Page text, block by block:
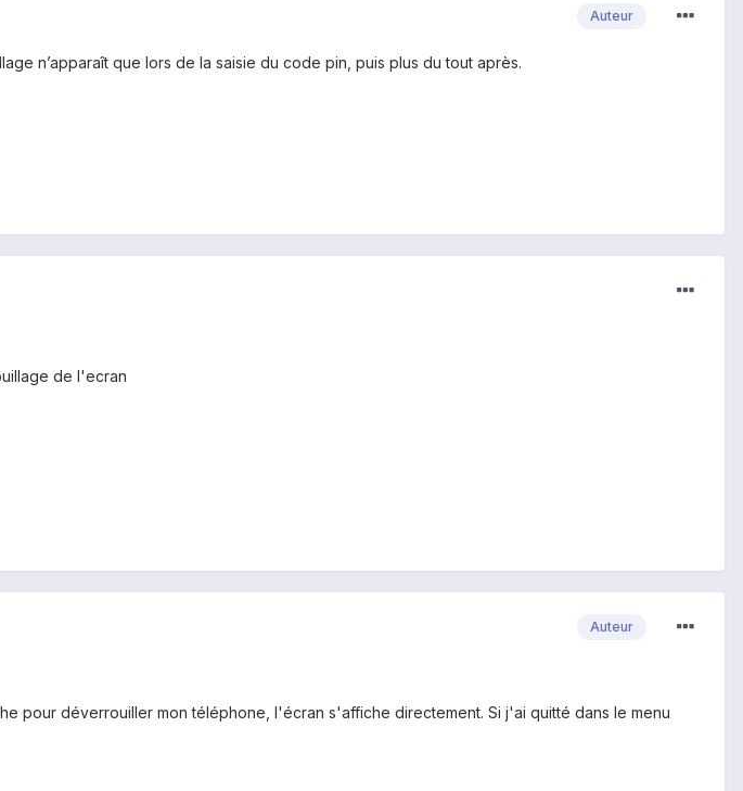
Auteur
n’apparaît que lors de la saisie du code pin, puis plus du tout après.
de l'ecran
Auteur
pour déverrouiller mon téléphone, l'écran s'affiche directement. Si j'ai quitté dans le menu